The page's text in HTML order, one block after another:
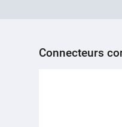
Connecteurs